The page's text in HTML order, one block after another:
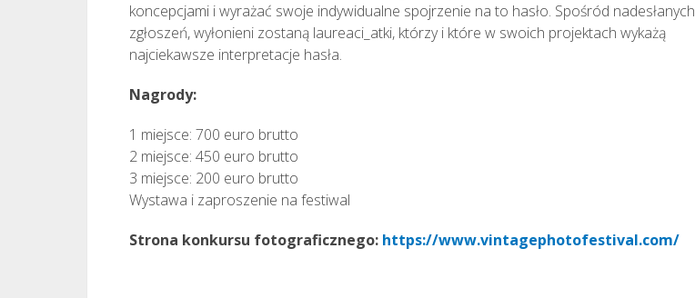
koncepcjami i wyrażać swoje indywidualne spojrzenie na to hasło. Spośród nadesłanych
zgłoszeń, wyłonieni zostaną laureaci_atki, którzy i które w swoich projektach wykażą
najciekawsze interpretacje hasła.
Nagrody:
1 miejsce: 700 euro brutto
2 miejsce: 450 euro brutto
3 miejsce: 200 euro brutto
Wystawa i zaproszenie na festiwal
Strona konkursu fotograficznego: https://www.vintagephotofestival.com/